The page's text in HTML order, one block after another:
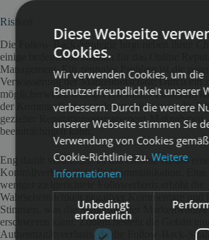
Risiken
Die Follow-Back-Strategie birgt neben ihren
einige bedeutende Risiken für das Online
Management. Ein zentrales Problem ist die
Verwässerung der Markenbotschaft: Durch ein
möglicherweise weniger relevantes Publikum
der Kommunikation verloren gehen, was die
gezielter Reputationsmanagement-Maßnahmen
beeinträchtigen kann.
Eng damit verbunden ist das erhöhte Risiko eines
Kontrollverlusts über die Kommunikation. Eine
weniger zielgerichtete Followerbasis erhöht die
Wahrscheinlichkeit negativer Kommentare und
Stimmen, was die Steuerung der
erschweren kann. Zudem besteht die Gefahr
Authentizitätsverlusts, da die Follow-Back-
Diese Webseite
Cookies.
Wir verwenden Cookies, um die
Benutzerfreundlichkeit unserer
verbessern. Durch die weitere
unserer Webseite stimmen Sie
Verwendung von Cookies
Cookie-Richtlinie zu.Weitere
Informationen
Unbedingt
erforderlich